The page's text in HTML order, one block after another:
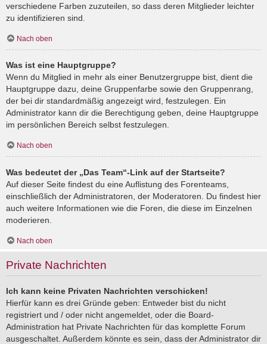
verschiedene Farben zuzuteilen, so dass deren Mitglieder leichter
zu identifizieren sind.
Nach oben
Was ist eine Hauptgruppe?
Wenn du Mitglied in mehr als einer Benutzergruppe bist, dient die
Hauptgruppe dazu, deine Gruppenfarbe sowie den Gruppenrang,
der bei dir standardmäßig angezeigt wird, festzulegen. Ein
Administrator kann dir die Berechtigung geben, deine Hauptgruppe
im persönlichen Bereich selbst festzulegen.
Nach oben
Was bedeutet der „Das Team“-Link auf der Startseite?
Auf dieser Seite findest du eine Auflistung des Forenteams,
einschließlich der Administratoren, der Moderatoren. Du findest hier
auch weitere Informationen wie die Foren, die diese im Einzelnen
moderieren.
Nach oben
Private Nachrichten
Ich kann keine Privaten Nachrichten verschicken!
Hierfür kann es drei Gründe geben: Entweder bist du nicht
registriert und / oder nicht angemeldet, oder die Board-
Administration hat Private Nachrichten für das komplette Forum
ausgeschaltet. Außerdem könnte es sein, dass der Administrator dir